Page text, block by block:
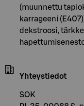
(muunnettu
karrageeni
dekstroosi,
Yhteystiedot
SOK